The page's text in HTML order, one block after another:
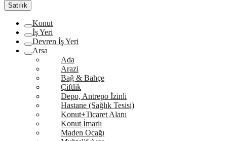
Satılık
Konut
İş Yeri
Devren İş Yeri
Arsa
Ada
Arazi
Bağ & Bahçe
Çiftlik
Depo, Antrepo İzinli
Hastane (Sağlık Tesisi)
Konut+Ticaret Alanı
Konut İmarlı
Maden Ocağı